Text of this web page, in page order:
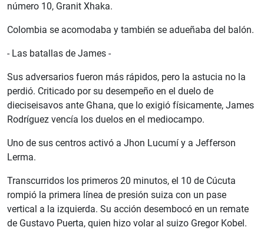
número 10, Granit Xhaka.
Colombia se acomodaba y también se adueñaba del balón.
- Las batallas de James -
Sus adversarios fueron más rápidos, pero la astucia no la
perdió. Criticado por su desempeño en el duelo de
dieciseisavos ante Ghana, que lo exigió físicamente, James
Rodríguez vencía los duelos en el mediocampo.
Uno de sus centros activó a Jhon Lucumí y a Jefferson
Lerma.
Transcurridos los primeros 20 minutos, el 10 de Cúcuta
rompió la primera línea de presión suiza con un pase
vertical a la izquierda. Su acción desembocó en un remate
de Gustavo Puerta, quien hizo volar al suizo Gregor Kobel.